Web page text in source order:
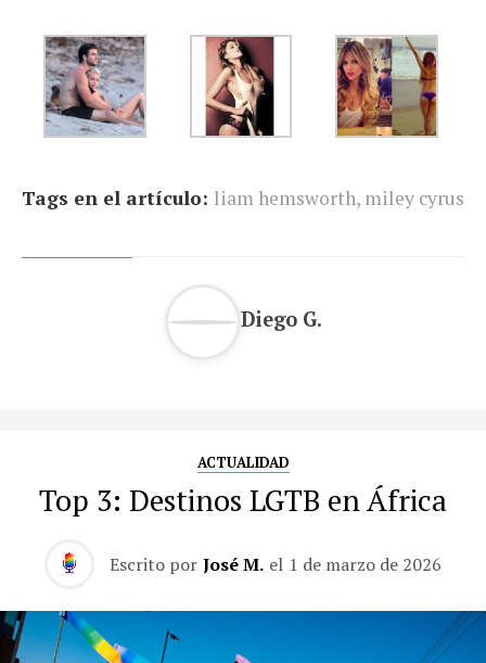
Tags en el artículo: liam hemsworth, miley cyrus
Diego G.
ACTUALIDAD
Top 3: Destinos LGTB en África
Escrito por José M. el 1 de marzo de 2026